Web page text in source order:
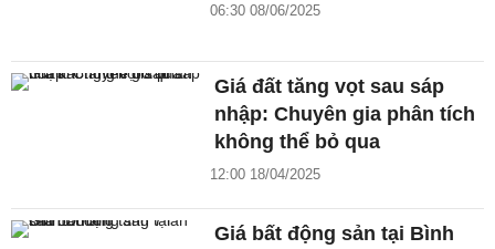
06:30 08/06/2025
Giá đất tăng vọt sau sáp
nhập: Chuyên gia phân tích
không thể bỏ qua
12:00 18/04/2025
Giá bất động sản tại Bình